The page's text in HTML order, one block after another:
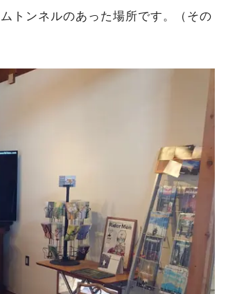
トンネルのあった場所です。（その